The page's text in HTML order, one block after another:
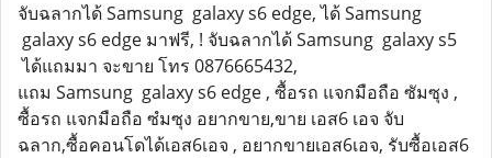
จับฉลากได้ Samsung galaxy s6 edge, ได้ Samsung
galaxy s6 edge มาฟรี, ! จับฉลากได้ Samsung galaxy s5
ได้แถมมา จะขาย โทร 0876665432,
แถม Samsung galaxy s6 edge , ซื้อรถ แจกมือถือ ซัมซุง ,
ซื้อรถ แจกมือถือ ซํมซุง อยากขาย,ขาย เอส6 เอจ จับ
ฉลาก,ซื้อคอนโดได้เอส6เอจ , อยากขายเอส6เอจ, รับซื้อเอส6